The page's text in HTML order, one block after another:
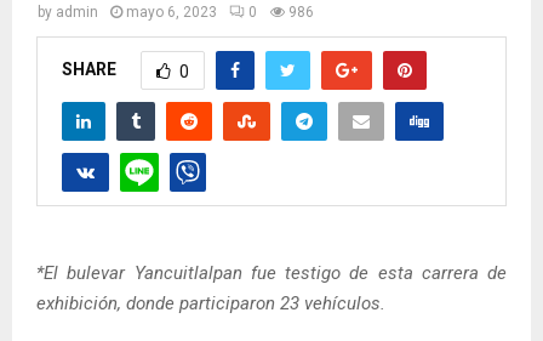
by admin mayo 6, 2023 0 986
SHARE 0
*El bulevar Yancuitlalpan fue testigo de esta carrera de
exhibición, donde participaron 23 vehículos.